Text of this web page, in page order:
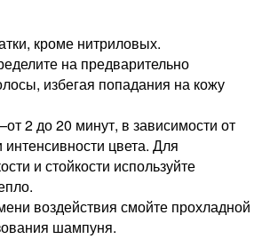
кроме нитриловых.
на предварительно
избегая попадания на кожу
2 до 20 минут, в зависимости от
цвета. Для
и стойкости используйте
воздействия смойте прохладной
шампуня.